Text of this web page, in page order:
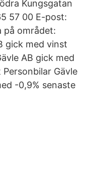
Kungsgatan
57 00 E-post:
på området:
gick med vinst
AB gick med
Gävle
-0,9% senaste